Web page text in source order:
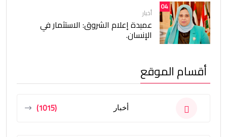
04
أخبار
عميدة إعلام الشروق: الاستثمار في
الإنسان.
أقسام الموقع
أخبار (1015)